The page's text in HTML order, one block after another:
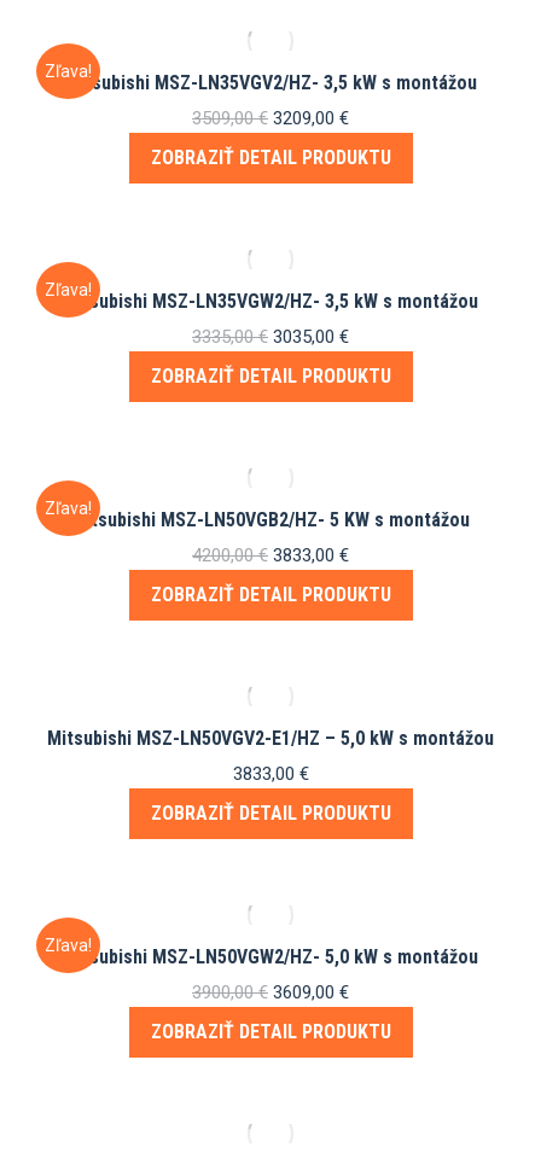
Zľava!
Mitsubishi MSZ-LN35VGV2/HZ- 3,5 kW s montážou
3509,00€ Pôvodná
cena
3209,00 €Aktuálna
cena
ZOBRAZIŤ DETAIL PRODUKTU
Zľava!
Mitsubishi MSZ-LN35VGW2/HZ- 3,5 kW s montážou
3335,00€ Pôvodná
cena
3035,00 €Aktuálna
cena
ZOBRAZIŤ DETAIL PRODUKTU
Zľava!Mitsubishi MSZ-LN50VGB2/HZ- 5 KW s montážou
4200,00€ Pôvodná
cena
3833,00 €Aktuálna
cena
ZOBRAZIŤ DETAIL PRODUKTU
Mitsubishi MSZ-LN50VGV2-E1/HZ – 5,0 kW s montážou
3833,00 €
ZOBRAZIŤ DETAIL PRODUKTU
Zľava!
Mitsubishi MSZ-LN50VGW2/HZ- 5,0 kW s montážou
3900,00€ Pôvodná
cena
3609,00 €Aktuálna
cena
ZOBRAZIŤ DETAIL PRODUKTU